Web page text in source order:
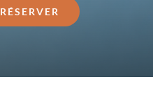
RÉSERVER